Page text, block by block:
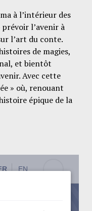
à l’intérieur des
l’avenir à
l’art du conte.
de magies,
et bientôt
Avec cette
» où, renouant
épique de la